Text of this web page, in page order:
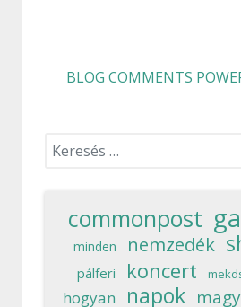
BLOG COMMENTS
Keresés...
commonpost
minden nemzedék
pálferi koncert
hogyan napok